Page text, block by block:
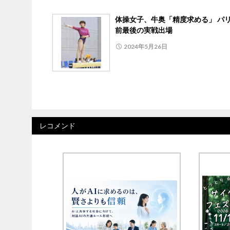
体操女子、牛奥「精度求める」 パ
前最後の実戦出場
2024年5月26日
レコメンド